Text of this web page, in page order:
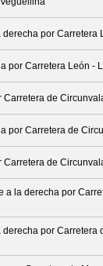
por Carretera
por Carretera León -
de
por Carretera de
de
a la derecha por
por Carretera